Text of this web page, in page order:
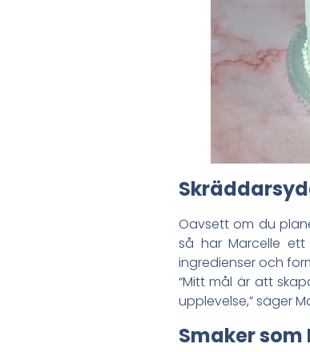
Oavsett om du
så har Marcelle
ingredienser och
“Mitt mål är att
upplevelse,” säger
Smaker som